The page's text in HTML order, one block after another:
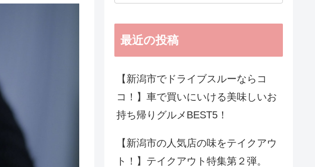
最近の投稿
【新潟市でドライブスルーならコ
コ！】車で買いにいける美味しいお
持ち帰りグルメBEST5！
【新潟市の人気店の味をテイクアウ
ト！】テイクアウト特集第２弾。